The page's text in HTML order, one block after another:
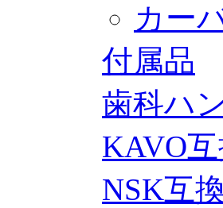
カー
付属品
歯科ハ
KAVO
NSK互